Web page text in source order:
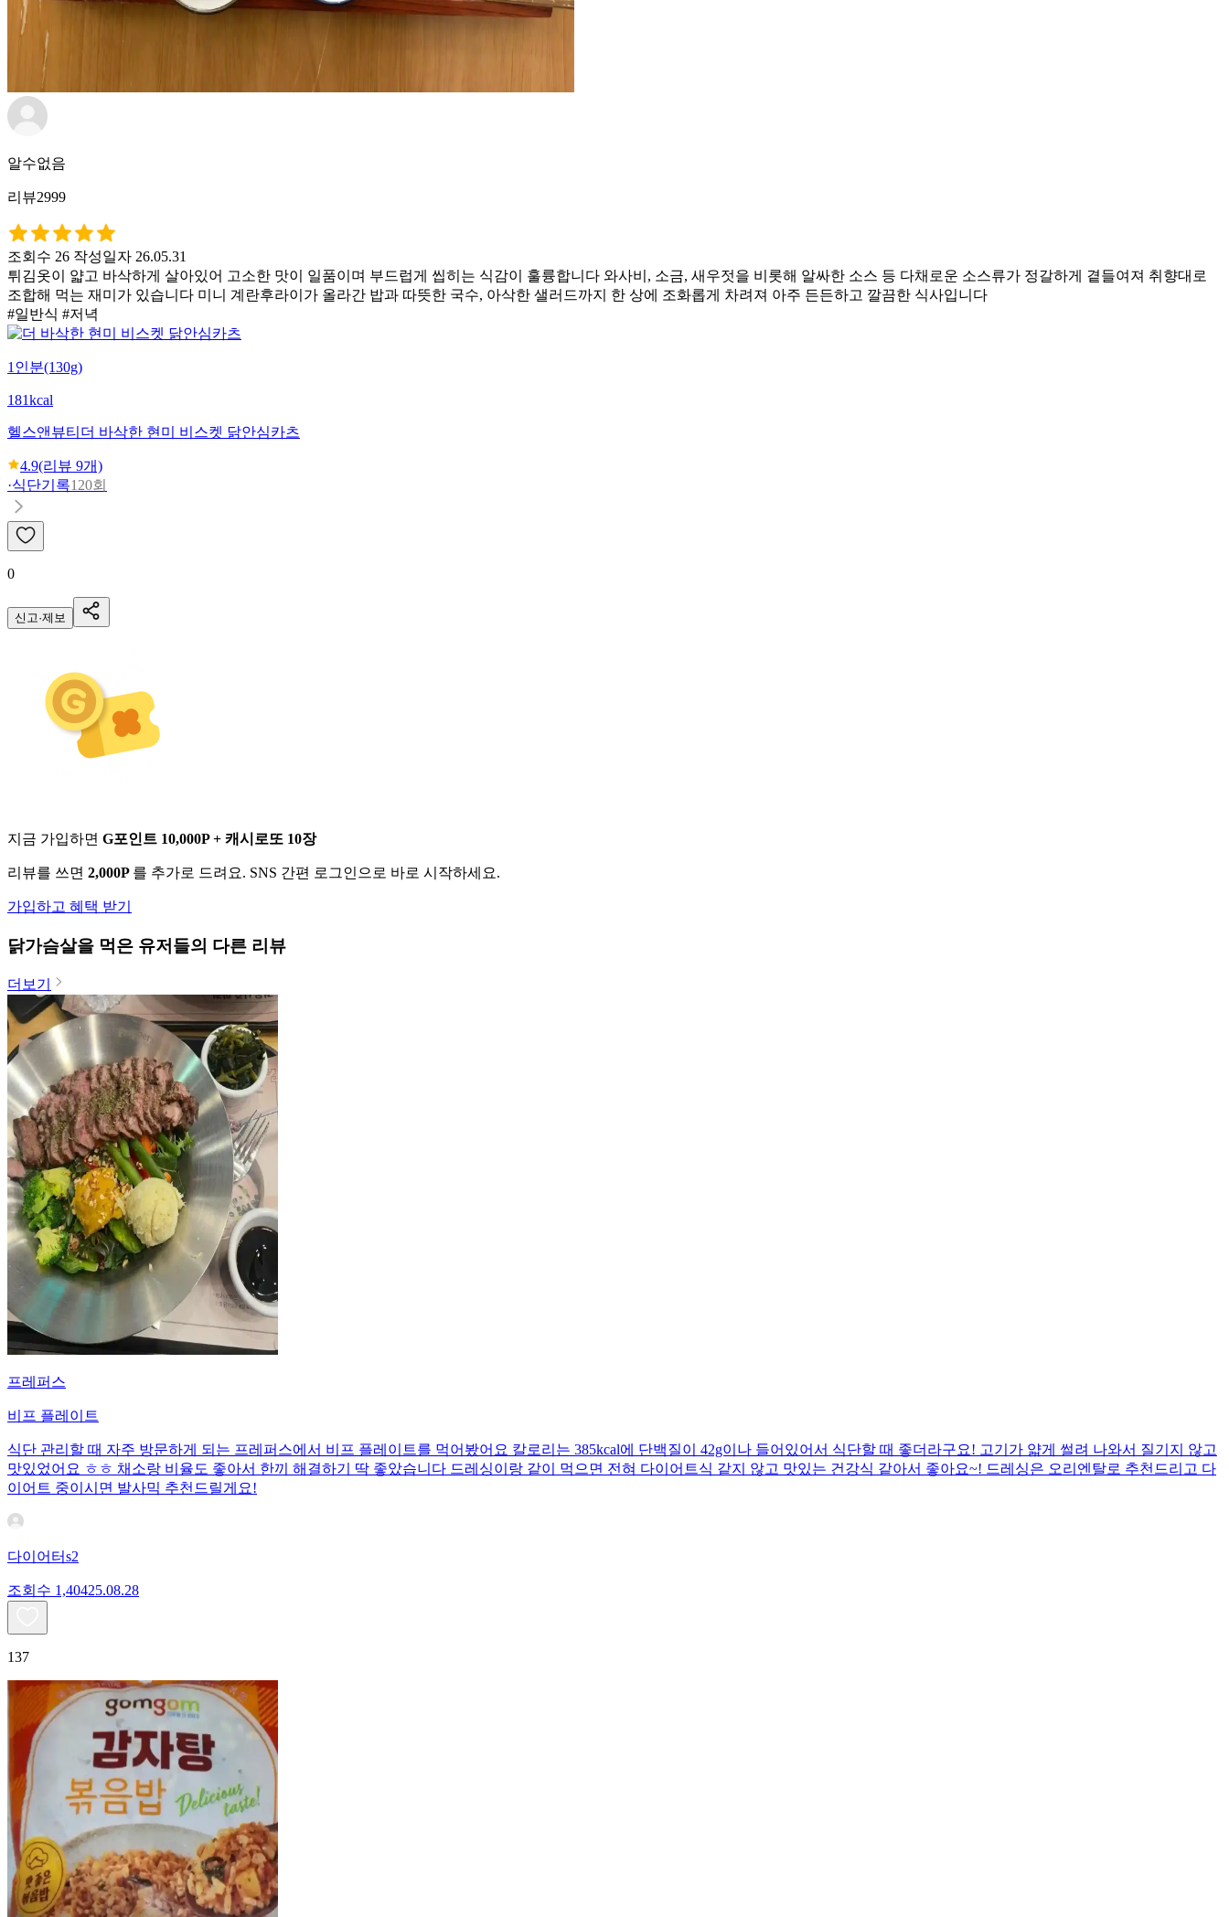
알수없음
리뷰2999
조회수 26 작성일자 26.05.31
튀김옷이 얇고 바삭하게 살아있어 고소한 맛이 일품이며 부드럽게 씹히는 식감이 훌륭합니다 와사비, 소금, 새우젓을 비롯해 알싸한 소스 등 다채로운 소스류가 정갈하게 곁들여져 취향대로
조합해 먹는 재미가 있습니다 미니 계란후라이가 올라간 밥과 따뜻한 국수, 아삭한 샐러드까지 한 상에 조화롭게 차려져 아주 든든하고 깔끔한 식사입니다
#일반식 #저녁
1인분(130g)
181kcal
헬스앤뷰티 더 바삭한 현미 비스켓 닭안심카츠
4.9(리뷰 9개)
·식단기록120회
0
신고·제보
지금 가입하면 G포인트 10,000P + 캐시로또 10장
리뷰를 쓰면 2,000P 를 추가로 드려요. SNS 간편 로그인으로 바로 시작하세요.
가입하고 혜택 받기
닭가슴살을 먹은 유저들의 다른 리뷰
더보기
프레퍼스
비프 플레이트
식단 관리할 때 자주 방문하게 되는 프레퍼스에서 비프 플레이트를 먹어봤어요 칼로리는 385kcal에 단백질이 42g이나 들어있어서 식단할 때 좋더라구요! 고기가 얇게 썰려 나와서 질기지 않고
맛있었어요 ㅎㅎ 채소랑 비율도 좋아서 한끼 해결하기 딱 좋았습니다 드레싱이랑 같이 먹으면 전혀 다이어트식 같지 않고 맛있는 건강식 같아서 좋아요~! 드레싱은 오리엔탈로 추천드리고 다
이어트 중이시면 발사믹 추천드릴게요!
다이어터s2
조회수 1,40425.08.28
137